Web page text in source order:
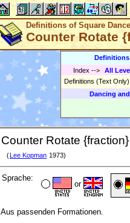
Definitions of Square
Counter Rotate
Definitions
Index -->
All
Definitions (Text
Dancing
Counter Rotate
( Lee Kopman 1973)
Sprache:
or
Aus passenden Formationen.